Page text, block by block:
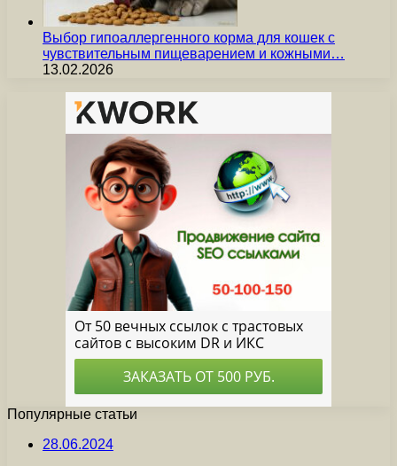
Выбор гипоаллергенного корма для кошек с
чувствительным пищеварением и кожными…
13.02.2026
Популярные статьи
28.06.2024